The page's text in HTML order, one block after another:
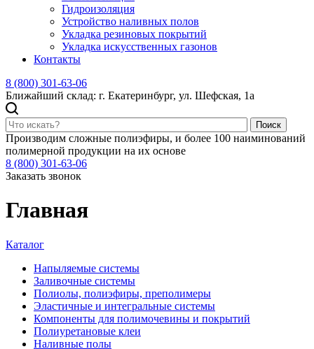
Гидроизоляция
Устройство наливных полов
Укладка резиновых покрытий
Укладка искусственных газонов
Контакты
8 (800) 301-63-06
Ближайший склад: г. Екатеринбург, ул. Шефская, 1а
Поиск
Производим сложные полиэфиры, и более 100 наиминований
полимерной продукции на их основе
8 (800) 301-63-06
Заказать звонок
Главная
Каталог
Напыляемые системы
Заливочные системы
Полиолы, полиэфиры, преполимеры
Эластичные и интегральные системы
Компоненты для полимочевины и покрытий
Полиуретановые клеи
Наливные полы